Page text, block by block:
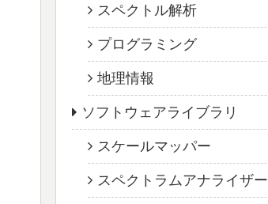
スペクトル解析
プログラミング
地理情報
ソフトウェアライブラリ
スケールマッパー
スペクトラムアナライザー